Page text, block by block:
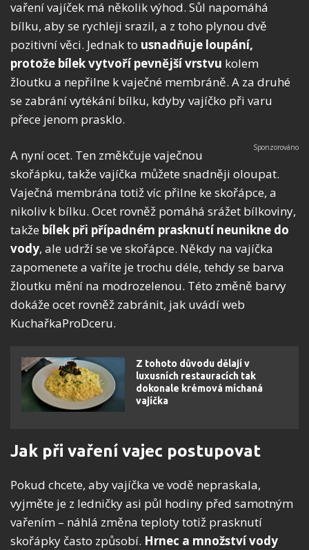
vaření vajíček má několik výhod. Sůl napomáhá
bílku, aby se rychleji srazil, a z toho plynou dvě
pozitivní věci. Jednak to usnadňuje loupání,
protože bílek vytvoří pevnější vrstvu kolem
žloutku a nepřilne k vaječné membráně. A za druhé
se zabrání vytékání bílku, kdyby vajíčko při varu
přece jenom prasklo.
A nyní ocet. Ten změkčuje vaječnou
skořápku, takže vajíčka můžete snadněji oloupat.
Vaječná membrána totiž víc přilne ke skořápce, a
nikoliv k bílku. Ocet rovněž pomáhá srážet bílkoviny,
takže bílek při případném prasknutí neunikne do
vody, ale udrží se ve skořápce. Někdy na vajíčka
zapomenete a vaříte je trochu déle, tehdy se barva
žloutku mění na modrozelenou. Této změně barvy
dokáže ocet rovněž zabránit, jak uvádí web
KuchařkaProDceru.
Z tohoto důvodu dělají v
luxusních restauracích tak
dokonale krémová míchaná
vajíčka
Jak při vaření vajec postupovat
Pokud chcete, aby vajíčka ve vodě nepraskala,
vyjměte je z ledničky asi půl hodiny před samotným
vařením – náhlá změna teploty totiž prasknutí
skořápky často způsobí. Hrnec a množství vody